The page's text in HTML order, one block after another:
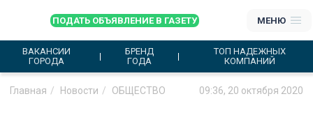
ПОДАТЬ ОБЪЯВЛЕНИЕ В ГАЗЕТУ МЕНЮ
ВАКАНСИИ
ГОРОДА
БРЕНД
ГОДА
ТОП НАДЕЖНЫХ
КОМПАНИЙ
Главная Новости ОБЩЕСТВО 09:36, 20 октября 2020